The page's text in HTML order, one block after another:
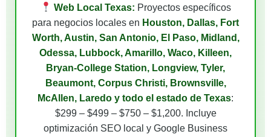
Web Local Texas: Proyectos específicos
para negocios locales en Houston, Dallas, Fort
Worth, Austin, San Antonio, El Paso, Midland,
Odessa, Lubbock, Amarillo, Waco, Killeen,
Bryan-College Station, Longview, Tyler,
Beaumont, Corpus Christi, Brownsville,
McAllen, Laredo y todo el estado de Texas:
$299 – $499 – $750 – $1,200. Incluye
optimización SEO local y Google Business